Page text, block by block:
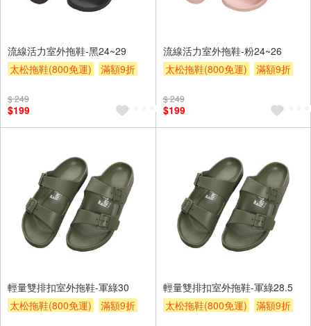
流線活力室外拖鞋-黑24~29
太松拖鞋(800免運)
滿額9折
$ 249
$199
流線活力室外拖鞋-粉24~26
太松拖鞋(800免運)
滿額9折
$ 249
$199
輕量雙排扣室外拖鞋-軍綠30
太松拖鞋(800免運)
滿額9折
輕量雙排扣室外拖鞋-軍綠28.5
太松拖鞋(800免運)
滿額9折